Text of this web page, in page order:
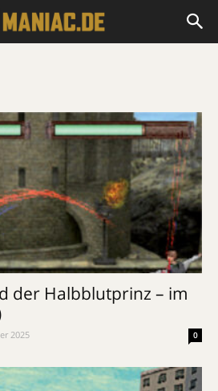
der Halbblutprinz – im
2025 0